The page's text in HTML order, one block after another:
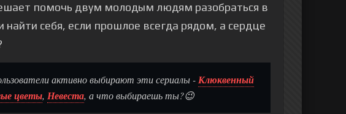
помочь двум молодым людям разобраться в
найти себя, если прошлое всегда рядом, а сердце
активно выбирают эти сериалы -Клюквенный
цветы, Невеста, а что выбираешь ты?😉